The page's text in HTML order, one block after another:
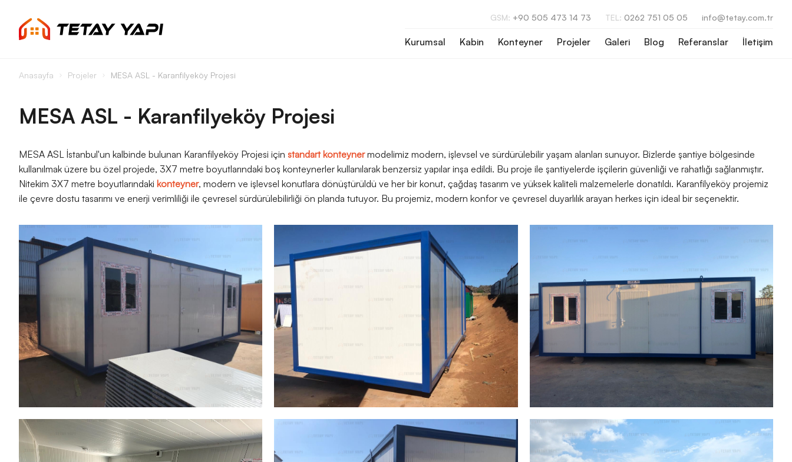
GSM: +90 505 473 14 73 TEL: 0262 751 05 05 info@tetay.com.tr
Kurumsal Kabin Konteyner Projeler Galeri Blog Referanslar İletişim
Anasayfa Projeler MESA ASL - Karanfilyeköy Projesi
MESA ASL - Karanfilyeköy Projesi
MESA ASL İstanbul'un kalbinde bulunan Karanfilyeköy Projesi için standart konteynermodelimiz modern, işlevsel ve sürdürülebilir yaşam alanları sunuyor. Bizlerde şantiye bölgesinde
kullanılmak üzere bu özel projede, 3X7 metre boyutlarındaki boş konteynerler kullanılarak benzersiz yapılar inşa edildi. Bu proje ile şantiyelerde işçilerin güvenliği ve rahatlığı sağlanmıştır.
Nitekim 3X7 metre boyutlarındaki konteyner, modern ve işlevsel konutlara dönüştürüldü ve her bir konut, çağdaş tasarım ve yüksek kaliteli malzemelerle donatıldı. Karanfilyeköy projemiz
ile çevre dostu tasarımı ve enerji verimliliği ile çevresel sürdürülebilirliği ön planda tutuyor. Bu projemiz, modern konfor ve çevresel duyarlılık arayan herkes için ideal bir seçenektir.